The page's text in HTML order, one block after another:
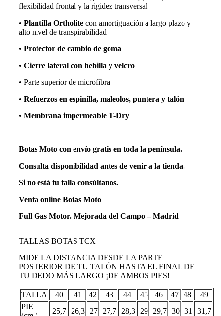
flexibilidad frontal y la rigidez transversal
• Plantilla Ortholite con amortiguación a largo plazo y
alto nivel de transpirabilidad
• Protector de cambio de goma
• Cierre lateral con hebilla y velcro
• Parte superior de microfibra
• Refuerzos en espinilla, maleolos, puntera y talón
• Membrana impermeable T-Dry
Botas Moto con envío gratis en toda la península.
Consulta disponibilidad antes de venir a la tienda.
Si no está tu talla consúltanos.
Venta online Botas Moto
Full Gas Motor. Mejorada del Campo – Madrid
TALLAS BOTAS TCX
MIDE LA DISTANCIA DESDE LA PARTE
POSTERIOR DE TU TALÓN HASTA EL FINAL DE
TU DEDO MÁS LARGO ¡DE AMBOS PIES!
TALLA 40 41 42 43 44 45 46 47 48
49
PIE
25,7 26,3 27 27,7 28,3 29 29,7 30 31 31,7